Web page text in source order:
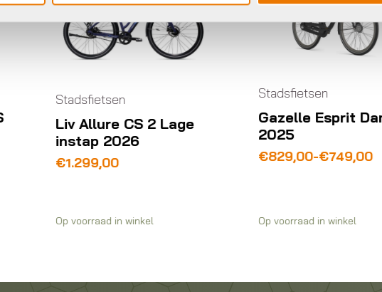
CS 2 Lage
2026
in winkel
Gazelle Esprit Dames
2025
749,00
Op voorraad in winkel